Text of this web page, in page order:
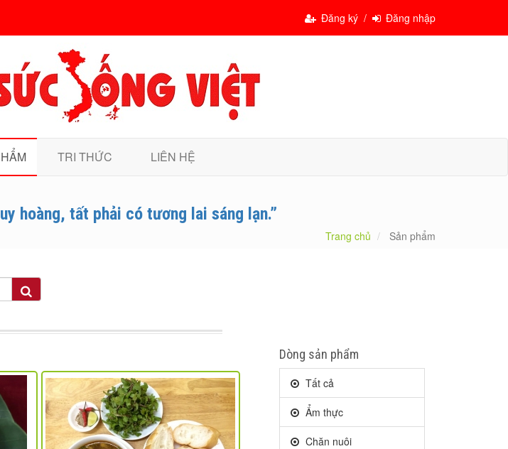
Đăng ký / Đăng nhập
TRI THỨC LIÊN HỆ
hoàng, tất phải có tương lai sáng lạn.”
Trang chủ Sản phẩm
Dòng sản phẩm
Tất cả
Ẩm thực
Chăn nuôi